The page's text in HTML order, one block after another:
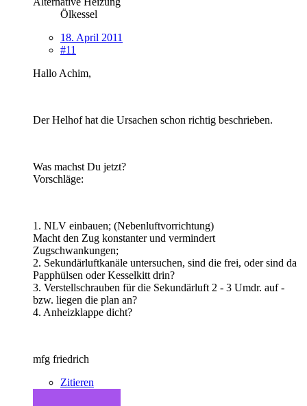
Ölkessel
18. April 2011
#11
Hallo Achim,
Der Helhof hat die Ursachen schon richtig beschrieben.
Was machst Du jetzt?
Vorschläge:
1. NLV einbauen; (Nebenluftvorrichtung)
Macht den Zug konstanter und vermindert
Zugschwankungen;
2. Sekundärluftkanäle untersuchen, sind die frei, oder sind da
Papphülsen oder Kesselkitt drin?
3. Verstellschrauben für die Sekundärluft 2 - 3 Umdr. auf -
bzw. liegen die plan an?
4. Anheizklappe dicht?
mfg friedrich
Zitieren